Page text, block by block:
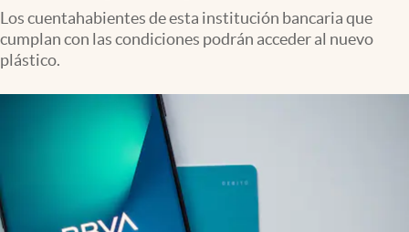
Tv
Clima
Espiritualidad
Los cuentahabientes de esta institución bancaria que
cumplan con las condiciones podrán acceder al nuevo
plástico.